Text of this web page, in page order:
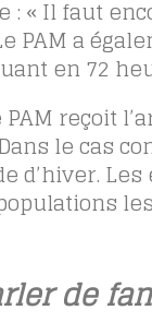
: « Il faut
PAM a
en 72
PAM reçoit
le cas
d’hiver.
de